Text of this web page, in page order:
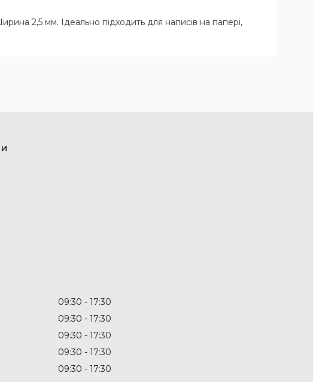
2,5 мм. Ідеально підходить для написів на папері,
09:30
17:30
09:30
17:30
09:30
17:30
09:30
17:30
09:30
17:30